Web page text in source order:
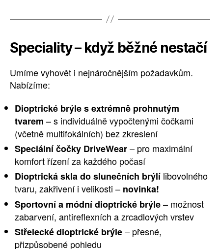
Speciality – když běžné nestačí
Umíme vyhovět i nejnáročnějším požadavkům.
Nabízíme:
Dioptrické brýle s extrémně prohnutým
tvarem – s individuálně vypočtenými čočkami
(včetně multifokálních) bez zkreslení
Speciální čočky DriveWear– pro maximální
komfort řízení za každého počasí
Dioptrická skla do slunečních brýlí libovolného
tvaru, zakřivení i velikosti – novinka!
Sportovní a módní dioptrické brýle– možnost
zabarvení, antireflexních a zrcadlových vrstev
Střelecké dioptrické brýle– přesné,
přizpůsobené pohledu